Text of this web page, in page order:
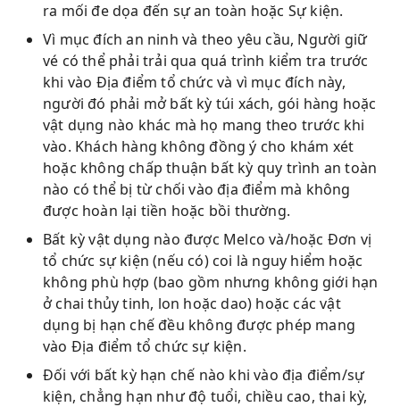
ra mối đe dọa đến sự an toàn hoặc Sự kiện.
Vì mục đích an ninh và theo yêu cầu, Người giữ
vé có thể phải trải qua quá trình kiểm tra trước
khi vào Địa điểm tổ chức và vì mục đích này,
người đó phải mở bất kỳ túi xách, gói hàng hoặc
vật dụng nào khác mà họ mang theo trước khi
vào. Khách hàng không đồng ý cho khám xét
hoặc không chấp thuận bất kỳ quy trình an toàn
nào có thể bị từ chối vào địa điểm mà không
được hoàn lại tiền hoặc bồi thường.
Bất kỳ vật dụng nào được Melco và/hoặc Đơn vị
tổ chức sự kiện (nếu có) coi là nguy hiểm hoặc
không phù hợp (bao gồm nhưng không giới hạn
ở chai thủy tinh, lon hoặc dao) hoặc các vật
dụng bị hạn chế đều không được phép mang
vào Địa điểm tổ chức sự kiện.
Đối với bất kỳ hạn chế nào khi vào địa điểm/sự
kiện, chẳng hạn như độ tuổi, chiều cao, thai kỳ,